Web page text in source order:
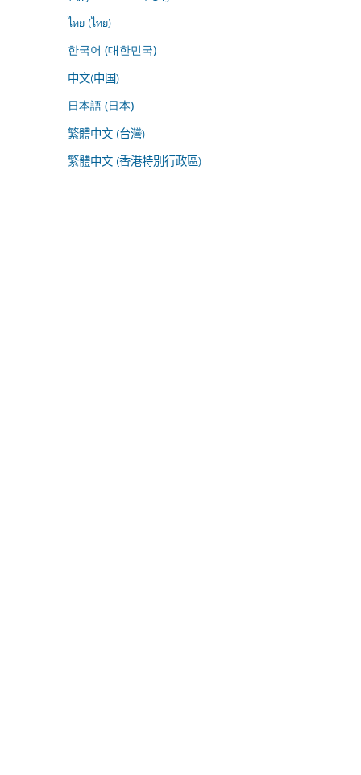
ไทย (ไทย)
한국어 (대한민국)
中文(中国)
日本語 (日本)
繁體中文 (台灣)
繁體中文 (香港特別行政區)